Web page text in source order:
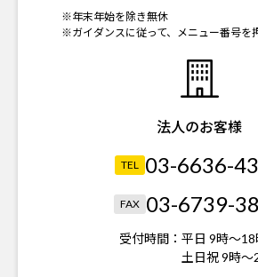
※年末年始を除き無休
※ガイダンスに従って、メニュー番号を
法人のお客様
TEL 03-6636-
FAX 03-6739-
受付時間： 平日 9時～18
土日祝 9時～